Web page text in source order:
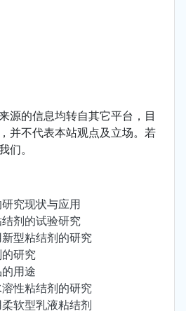
源的信息均转自其它平台，目
并不代表本站观点及立场。若
们。
究现状与应用
剂的试验研究
型粘结剂的研究
研究
用途
性粘结剂的研究
软型乳液粘结剂